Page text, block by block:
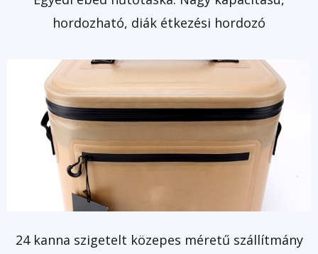
hordozható, diák étkezési hordozó
24 kanna szigetelt közepes méretű szállítmány